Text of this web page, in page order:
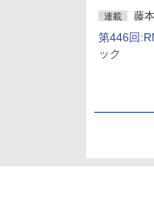
連載 藤
第446回
ック